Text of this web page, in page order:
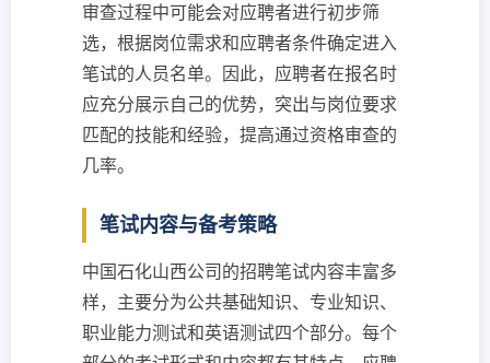
审查过程中可能会对应聘者进行初步筛
选，根据岗位需求和应聘者条件确定进入
笔试的人员名单。因此，应聘者在报名时
应充分展示自己的优势，突出与岗位要求
匹配的技能和经验，提高通过资格审查的
几率。
笔试内容与备考策略
中国石化山西公司的招聘笔试内容丰富多
样，主要分为公共基础知识、专业知识、
职业能力测试和英语测试四个部分。每个